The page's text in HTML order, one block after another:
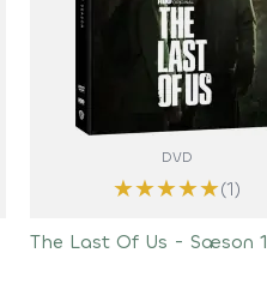
DVD
★★★★★(1)
The Last Of Us - Sæson 1